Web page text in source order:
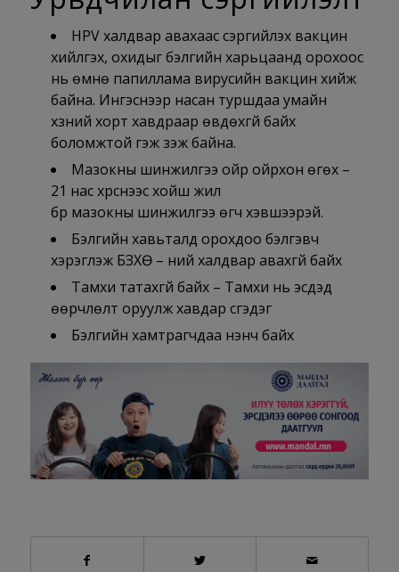
HPV халдвар авахаас сэргийлэх вакцин
хийлгэх, охидыг бэлгийн харьцаанд орохоос
нь өмнө папиллама вирусийн вакцин хийж
байна. Ингэснээр насан туршдаа умайн
хүзүүний хорт хавдраар өвдөхгүй байх
боломжтой гэж үзэж байна.
Мазокны шинжилгээ ойр ойрхон өгөх –
21 нас хүрснээс хойш жил
бүр мазокны шинжилгээ өгч хэвшээрэй.
Бэлгийн хавьталд орохдоо бэлгэвч
хэрэглэж БЗХӨ – ний халдвар авахгүй байх
Тамхи татахгүй байх – Тамхи нь эсүүдэд
өөрчлөлт оруулж хавдар үүсгэдэг
Бэлгийн хамтрагчдаа үнэнч байх